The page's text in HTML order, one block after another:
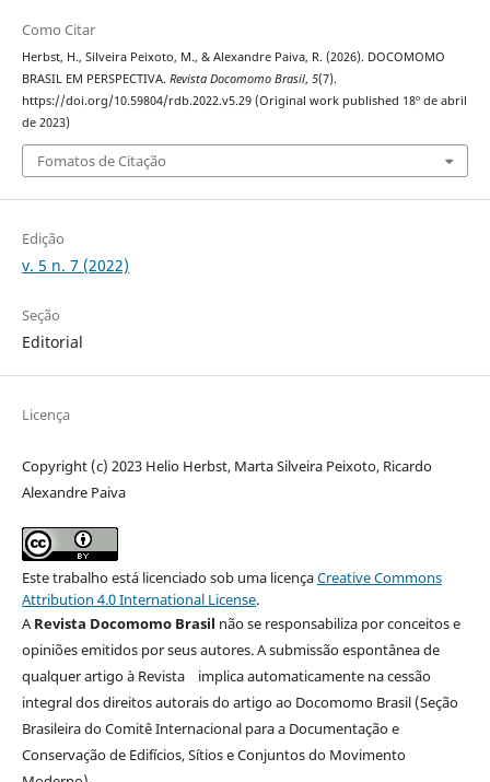
Como Citar
Herbst, H., Silveira Peixoto, M., & Alexandre Paiva, R. (2026). DOCOMOMO
BRASIL EM PERSPECTIVA. Revista Docomomo Brasil, 5(7).
https://doi.org/10.59804/rdb.2022.v5.29 (Original work published 18º de abril
de 2023)
Fomatos de Citação
Edição
v. 5 n. 7 (2022)
Seção
Editorial
Licença
Copyright (c) 2023 Helio Herbst, Marta Silveira Peixoto, Ricardo
Alexandre Paiva
Este trabalho está licenciado sob uma licençaCreative Commons
Attribution 4.0 International License.
ARevista Docomomo Brasil não se responsabiliza por conceitos e
opiniões emitidos por seus autores. A submissão espontânea de
qualquer artigo à Revista implica automaticamente na cessão
integral dos direitos autorais do artigo ao Docomomo Brasil (Seção
Brasileira do Comitê Internacional para a Documentação e
Conservação de Edifícios, Sítios e Conjuntos do Movimento